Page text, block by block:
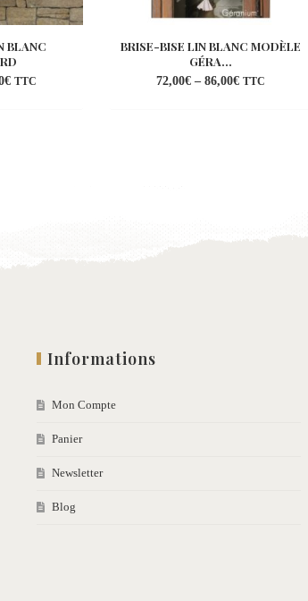
BLANC
€ TTC
BRISE-BISE LIN BLANC MODÈLE
GÉRA...
72,00€ – 86,00€ TTC
Informations
Mon Compte
Panier
Newsletter
Blog